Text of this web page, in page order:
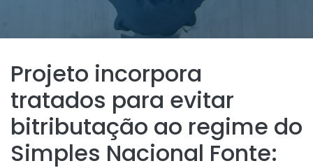
Projeto incorpora
tratados para evitar
bitributação ao regime do
Simples Nacional Fonte: